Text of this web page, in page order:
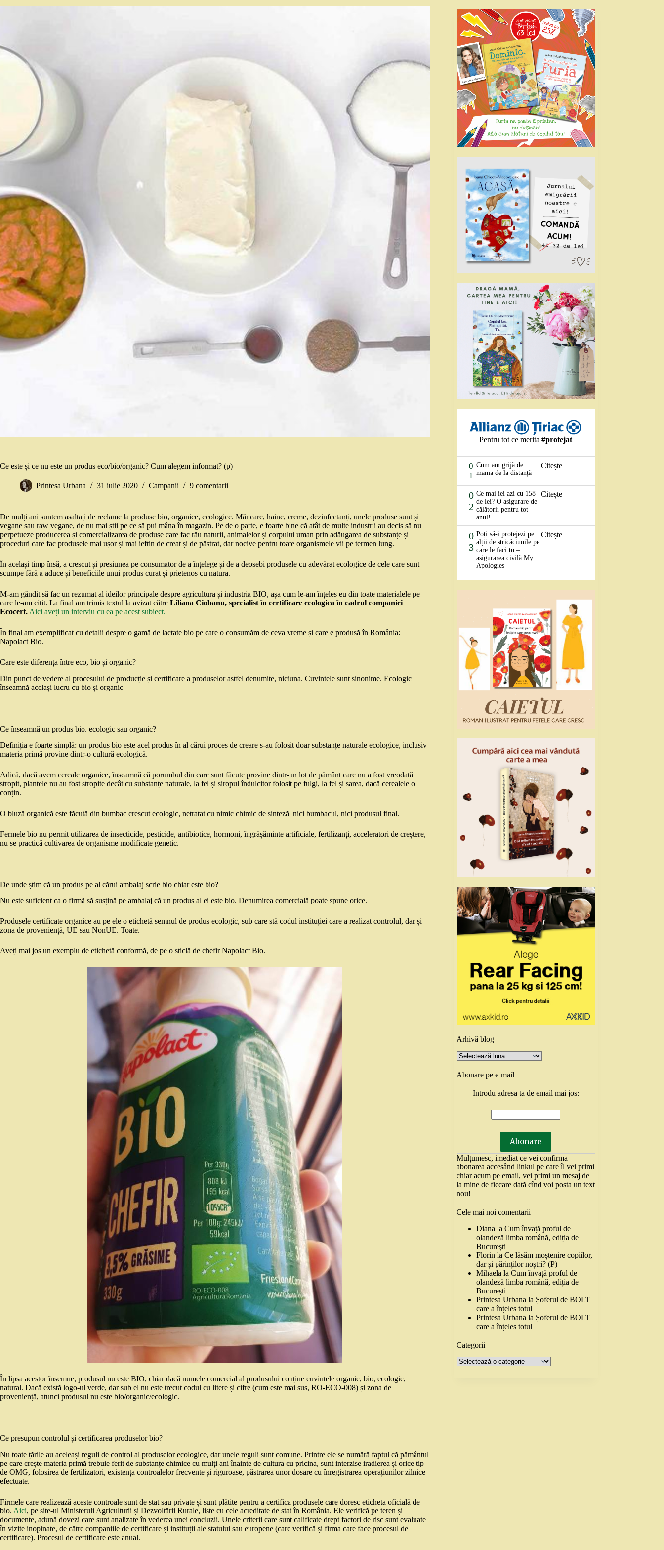
Ce este și ce nu este un produs eco/bio/organic? Cum alegem informat? (p)
Printesa Urbana 31 iulie 2020 Campanii 9 comentarii
De mulți ani suntem asaltați de reclame la produse bio, organice, ecologice. Mâncare, haine, creme, dezinfectanți, unele produse sunt și
vegane sau raw vegane, de nu mai știi pe ce să pui mâna în magazin. Pe de o parte, e foarte bine că atât de multe industrii au decis să nu
perpetueze producerea și comercializarea de produse care fac rău naturii, animalelor și corpului uman prin adăugarea de substanțe și
proceduri care fac produsele mai ușor și mai ieftin de creat și de păstrat, dar nocive pentru toate organismele vii pe termen lung.
În același timp însă, a crescut și presiunea pe consumator de a înțelege și de a deosebi produsele cu adevărat ecologice de cele care sunt
scumpe fără a aduce și beneficiile unui produs curat și prietenos cu natura.
M-am gândit să fac un rezumat al ideilor principale despre agricultura și industria BIO, așa cum le-am înțeles eu din toate materialele pe
care le-am citit. La final am trimis textul la avizat către Liliana Ciobanu, specialist în certificare ecologica în cadrul companiei
Ecocert. Aici aveți un interviu cu ea pe acest subiect.
În final am exemplificat cu detalii despre o gamă de lactate bio pe care o consumăm de ceva vreme și care e produsă în România:
Napolact Bio.
Care este diferența între eco, bio și organic?
Din punct de vedere al procesului de producție și certificare a produselor astfel denumite, niciuna. Cuvintele sunt sinonime. Ecologic
înseamnă același lucru cu bio și organic.
Ce înseamnă un produs bio, ecologic sau organic?
Definiția e foarte simplă: un produs bio este acel produs în al cărui proces de creare s-au folosit doar substanțe naturale ecologice, inclusiv
materia primă provine dintr-o cultură ecologică.
Adică, dacă avem cereale organice, înseamnă că porumbul din care sunt făcute provine dintr-un lot de pământ care nu a fost vreodată
stropit, plantele nu au fost stropite decât cu substanțe naturale, la fel și siropul îndulcitor folosit pe fulgi, la fel și sarea, dacă cerealele o
conțin.
O bluză organică este făcută din bumbac crescut ecologic, netratat cu nimic chimic de sinteză, nici bumbacul, nici produsul final.
Fermele bio nu permit utilizarea de insecticide, pesticide, antibiotice, hormoni, îngrășăminte artificiale, fertilizanți, acceleratori de creștere,
nu se practică cultivarea de organisme modificate genetic.
De unde știm că un produs pe al cărui ambalaj scrie bio chiar este bio?
Nu este suficient ca o firmă să susțină pe ambalaj că un produs al ei este bio. Denumirea comercială poate spune orice.
Produsele certificate organice au pe ele o etichetă semnul de produs ecologic, sub care stă codul instituției care a realizat controlul, dar și
zona de proveniență, UE sau NonUE. Toate.
Aveți mai jos un exemplu de etichetă conformă, de pe o sticlă de chefir Napolact Bio.
În lipsa acestor însemne, produsul nu este BIO, chiar dacă numele comercial al produsului conține cuvintele organic, bio, ecologic,
natural. Dacă există logo-ul verde, dar sub el nu este trecut codul cu litere și cifre (cum este mai sus, RO-ECO-008) și zona de
proveniență, atunci produsul nu este bio/organic/ecologic.
Ce presupun controlul și certificarea produselor bio?
Nu toate țările au aceleași reguli de control al produselor ecologice, dar unele reguli sunt comune. Printre ele se numără faptul că pământul
pe care crește materia primă trebuie ferit de substanțe chimice cu mulți ani înainte de cultura cu pricina, sunt interzise iradierea și orice tip
de OMG, folosirea de fertilizatori, existența controalelor frecvente și riguroase, păstrarea unor dosare cu înregistrarea operațiunilor zilnice
efectuate.
Firmele care realizează aceste controale sunt de stat sau private și sunt plătite pentru a certifica produsele care doresc eticheta oficială de
bio. Aici, pe site-ul Ministeruli Agriculturii și Dezvoltării Rurale, liste cu cele acreditate de stat în România. Ele verifică pe teren și
documente, adună dovezi care sunt analizate în vederea unei concluzii. Unele criterii care sunt calificate drept factori de risc sunt evaluate
în vizite inopinate, de către companiile de certificare și instituții ale statului sau europene (care verifică și firma care face procesul de
certificare). Procesul de certificare este anual.
Pentru tot ce merita#protejat
0
1
Cum am grijă de
mama de la distanță
Citește
0
2
Ce mai iei azi cu 158
de lei? O asigurare de
călătorii pentru tot
anul!
Citește
0
3
Poți să-i protejezi pe
alții de stricăciunile pe
care le faci tu –
asigurarea civilă My
Apologies
Citește
Arhivă blog
Arhivă
blog
Abonare pe e-mail
Introdu adresa ta de email mai jos:
Mulțumesc, imediat ce vei confirma
abonarea accesând linkul pe care îl vei primi
chiar acum pe email, vei primi un mesaj de
la mine de fiecare dată cînd voi posta un text
nou!
Cele mai noi comentarii
Diana laCum învață proful de
olandeză limba română, ediția de
București
Florin laCe lăsăm moștenire copiilor,
dar și părinților noștri? (P)
Mihaela laCum învață proful de
olandeză limba română, ediția de
București
Printesa Urbana la Șoferul de BOLT
care a înțeles totul
Printesa Urbana la Șoferul de BOLT
care a înțeles totul
Categorii
Categorii